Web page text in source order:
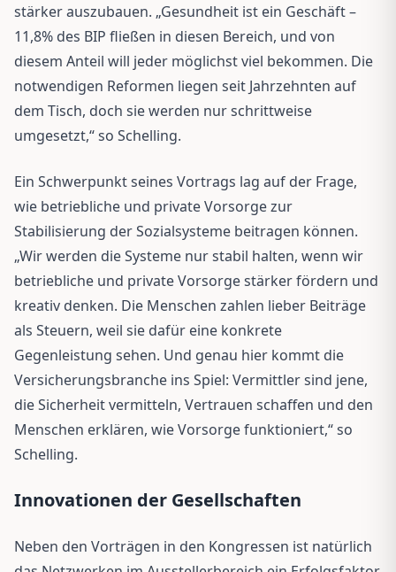
stärker auszubauen. „Gesundheit ist ein Geschäft –
11,8% des BIP fließen in diesen Bereich, und von
diesem Anteil will jeder möglichst viel bekommen. Die
notwendigen Reformen liegen seit Jahrzehnten auf
dem Tisch, doch sie werden nur schrittweise
umgesetzt,“ so Schelling.
Ein Schwerpunkt seines Vortrags lag auf der Frage,
wie betriebliche und private Vorsorge zur
Stabilisierung der Sozialsysteme beitragen können.
„Wir werden die Systeme nur stabil halten, wenn wir
betriebliche und private Vorsorge stärker fördern und
kreativ denken. Die Menschen zahlen lieber Beiträge
als Steuern, weil sie dafür eine konkrete
Gegenleistung sehen. Und genau hier kommt die
Versicherungsbranche ins Spiel: Vermittler sind jene,
die Sicherheit vermitteln, Vertrauen schaffen und den
Menschen erklären, wie Vorsorge funktioniert,“ so
Schelling.
Innovationen der Gesellschaften
Neben den Vorträgen in den Kongressen ist natürlich